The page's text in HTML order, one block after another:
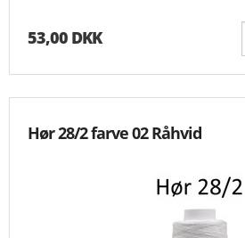
53,00 DKK
Hør 28/2 farve 02 Råhvid